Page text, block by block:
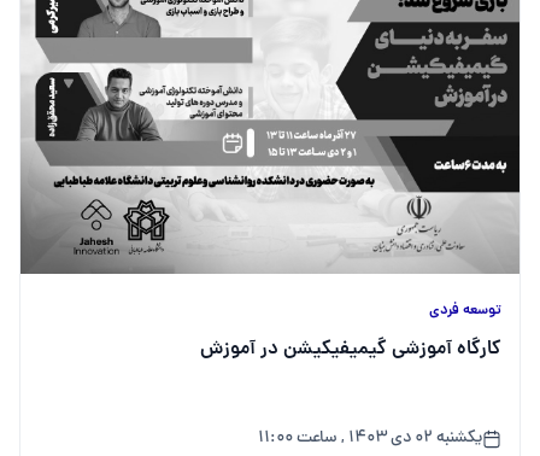
توسعه فردی
کارگاه آموزشی گیمیفیکیشن در آموزش
یکشنبه ۰۲ دی ۱۴۰۳ , ساعت ۱۱:۰۰